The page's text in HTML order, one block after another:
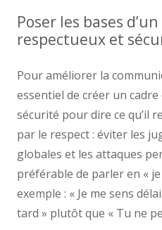
Poser les bases
respectueux et
Pour améliorer la
essentiel de créer un
sécurité pour dire ce qu’il
par le respect : éviter les
globales et les attaques
préférable de parler en «
exemple : « Je me sens
tard » plutôt que « Tu ne